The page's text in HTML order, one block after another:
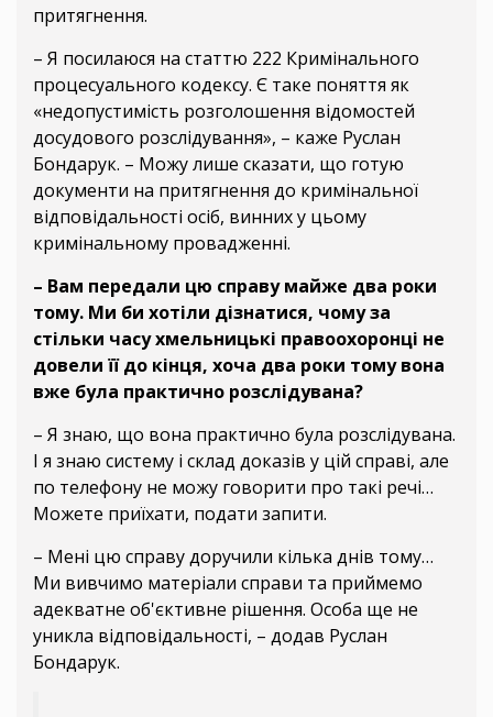
притягнення.
– Я посилаюся на статтю 222 Кримінального
процесуального кодексу. Є таке поняття як
«недопустимість розголошення відомостей
досудового розслідування», – каже Руслан
Бондарук. – Можу лише сказати, що готую
документи на притягнення до кримінальної
відповідальності осіб, винних у цьому
кримінальному провадженні.
– Вам передали цю справу майже два роки
тому. Ми би хотіли дізнатися, чому за
стільки часу хмельницькі правоохоронці не
довели її до кінця, хоча два роки тому вона
вже була практично розслідувана?
– Я знаю, що вона практично була розслідувана.
І я знаю систему і склад доказів у цій справі, але
по телефону не можу говорити про такі речі…
Можете приїхати, подати запити.
– Мені цю справу доручили кілька днів тому…
Ми вивчимо матеріали справи та приймемо
адекватне об'єктивне рішення. Особа ще не
уникла відповідальності, – додав Руслан
Бондарук.